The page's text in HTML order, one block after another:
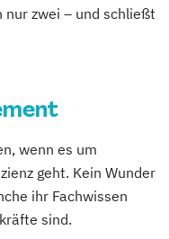
nur zwei – und schließt
wenn es um
geht. Kein Wunder
ihr Fachwissen
sind.